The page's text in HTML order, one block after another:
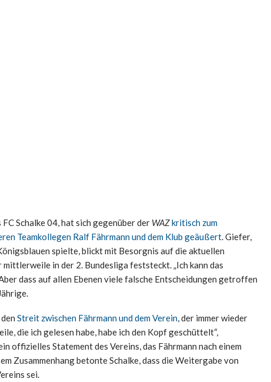
Schalke 04, hat sich gegenüber der WAZkritisch zum
Teamkollegen Ralf Fährmann und dem Klub geäußert.Giefer,
spielte, blickt mit Besorgnis auf die aktuellen
in der 2. Bundesliga feststeckt. „Ich kann das
dass auf allen Ebenen viele falsche Entscheidungen getroffen
Streit zwischen Fährmann und dem Verein, der immer wieder
die ich gelesen habe, habe ich den Kopf geschüttelt“,
offizielles Statement des Vereins, das Fährmann nach einem
Zusammenhang betonte Schalke, dass die Weitergabe von
sei.